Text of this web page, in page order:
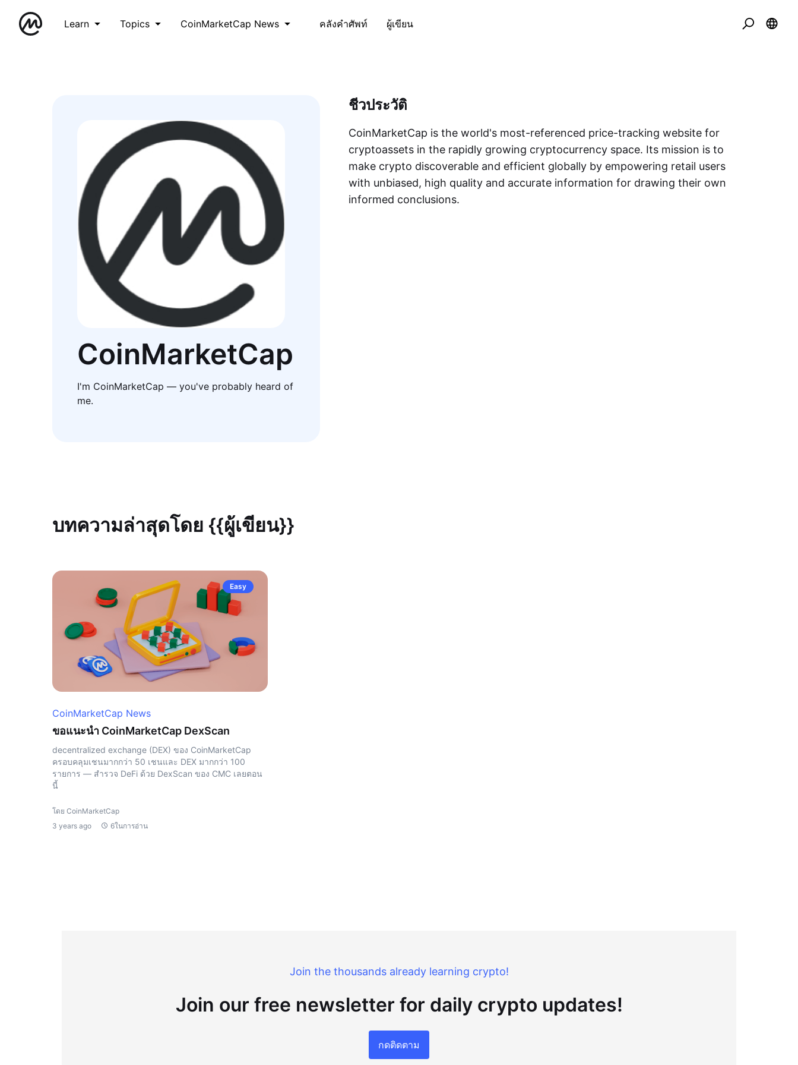
Learn Topics CoinMarketCap News คลังคำศัพท์ ผู้เขียน
CoinMarketCap
I'm CoinMarketCap — you've probably heard of
me.
ชีวประวัติ
CoinMarketCap is the world's most-referenced price-tracking website for
cryptoassets in the rapidly growing cryptocurrency space. Its mission is to
make crypto discoverable and efficient globally by empowering retail users
with unbiased, high quality and accurate information for drawing their own
informed conclusions.
บทความล่าสุดโดย {{ผู้เขียน}}
Easy
CoinMarketCap News
ขอแนะนำ CoinMarketCap DexScan
decentralized exchange (DEX) ของ CoinMarketCap
ครอบคลุมเชนมากกว่า 50 เชนและ DEX มากกว่า 100
รายการ — สำรวจ DeFi ด้วย DexScan ของ CMC เลยตอน
นี้
โดย CoinMarketCap
3 years ago
6ในการอ่าน
Join the thousands already learning crypto!
Join our free newsletter for daily crypto updates!
กดติดตาม